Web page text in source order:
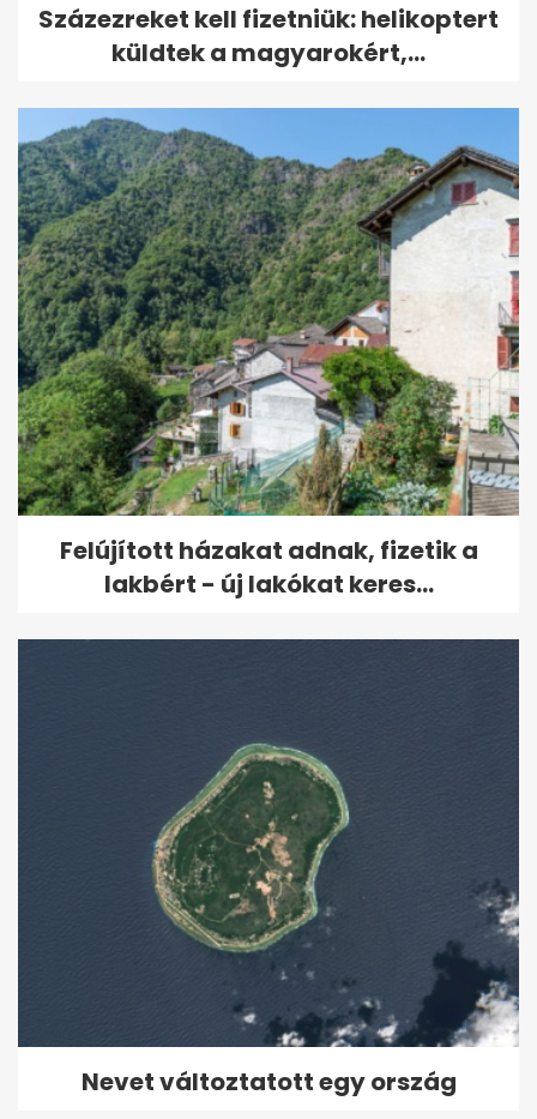
Százezreket kell fizetniük: helikoptert
küldtek a magyarokért,...
Felújított házakat adnak, fizetik a
lakbért - új lakókat keres...
Nevet változtatott egy ország